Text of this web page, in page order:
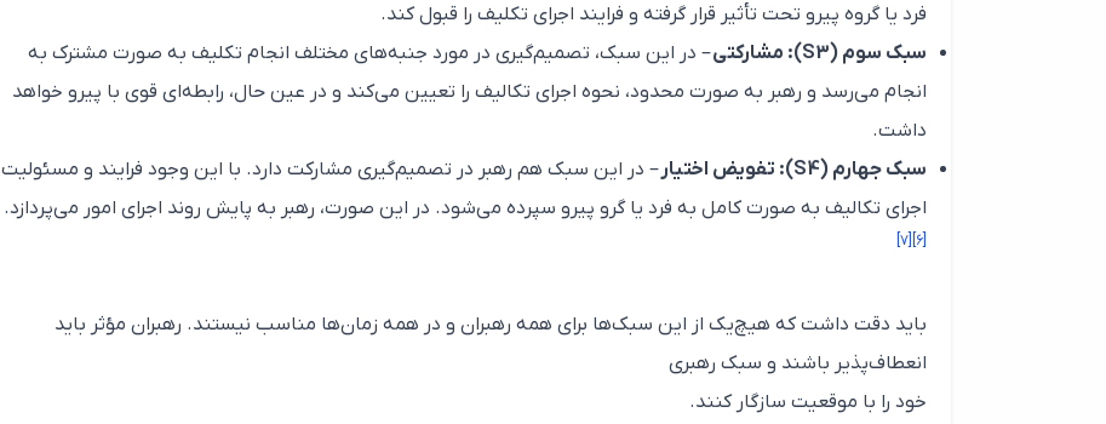
فرد یا گروه پیرو تحت تأثیر قرار گرفته و فرایند اجرای تکلیف را قبول کند.
سبک سوم (S3): مشارکتی
– در این سبک، تصمیم‌گیری در مورد جنبه‌های مختلف انجام تکلیف به صورت مشترک به
انجام می‌رسد و رهبر به صورت محدود، نحوه اجرای تکالیف را تعیین می‌کند و در عین حال، رابطه‌ای قوی با پیرو خواهد
داشت.
سبک جهارم (S4): تفویض اختیار
– در این سبک هم رهبر در تصمیم‌گیری مشارکت دارد. با این وجود فرایند و مسئولیت
اجرای تکالیف به صورت کامل به فرد یا گرو پیرو سپرده می‌شود. در این صورت، رهبر به پایش روند اجرای امور می‌پردازد.
[۶] [۷]
باید دقت داشت که هیچ‌یک از این سبک‌ها برای همه رهبران و در همه زمان‌ها مناسب نیستند. رهبران مؤثر باید
انعطاف‌پذیر باشند و سبک رهبری
خود را با موقعیت سازگار کنند.